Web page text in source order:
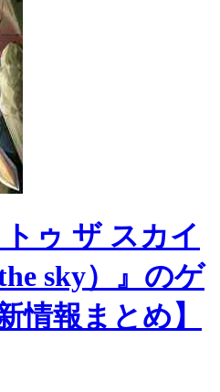
トゥ ザ スカイ
sky）』のゲ
情報まとめ】